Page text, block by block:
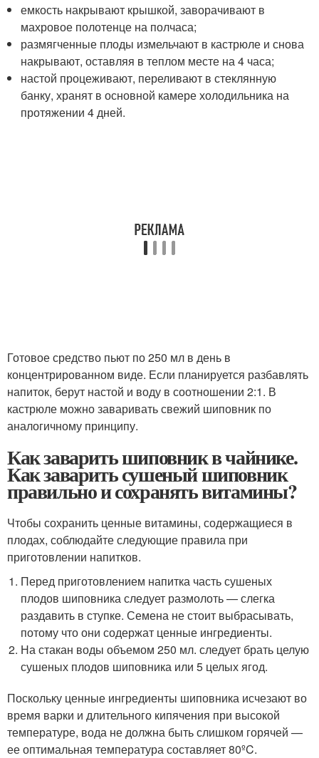
емкость накрывают крышкой, заворачивают в
махровое полотенце на полчаса;
размягченные плоды измельчают в кастрюле и снова
накрывают, оставляя в теплом месте на 4 часа;
настой процеживают, переливают в стеклянную
банку, хранят в основной камере холодильника на
протяжении 4 дней.
Готовое средство пьют по 250 мл в день в
концентрированном виде. Если планируется разбавлять
напиток, берут настой и воду в соотношении 2:1. В
кастрюле можно заваривать свежий шиповник по
аналогичному принципу.
Как заварить шиповник в чайнике.
Как заварить сушеный шиповник
правильно и сохранять витамины?
Чтобы сохранить ценные витамины, содержащиеся в
плодах, соблюдайте следующие правила при
приготовлении напитков.
Перед приготовлением напитка часть сушеных
плодов шиповника следует размолоть — слегка
раздавить в ступке. Семена не стоит выбрасывать,
потому что они содержат ценные ингредиенты.
На стакан воды объемом 250 мл. следует брать целую
сушеных плодов шиповника или 5 целых ягод.
Поскольку ценные ингредиенты шиповника исчезают во
время варки и длительного кипячения при высокой
температуре, вода не должна быть слишком горячей —
ее оптимальная температура составляет 80ºC.